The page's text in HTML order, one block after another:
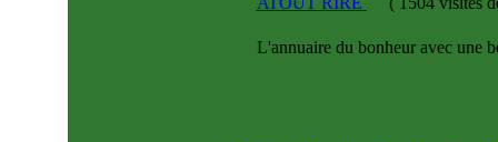
L'annuaire du bonheur avec une